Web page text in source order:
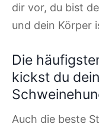
dir vor, du bist
und dein Körper
Die
kickst du
Auch die beste